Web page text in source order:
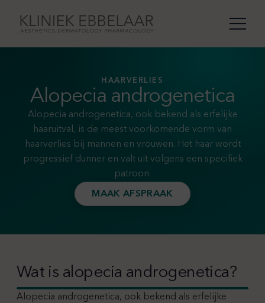
HAARVERLIES
Alopecia androgenetica
Alopecia androgenetica, ook bekend als erfelijke
haaruitval, is de meest voorkomende vorm van
haarverlies bij mannen en vrouwen. Het haar wordt
progressief dunner en valt uit volgens een specifiek
patroon.
MAAK AFSPRAAK
Wat is alopecia androgenetica?
Alopecia androgenetica, ook bekend als erfelijke